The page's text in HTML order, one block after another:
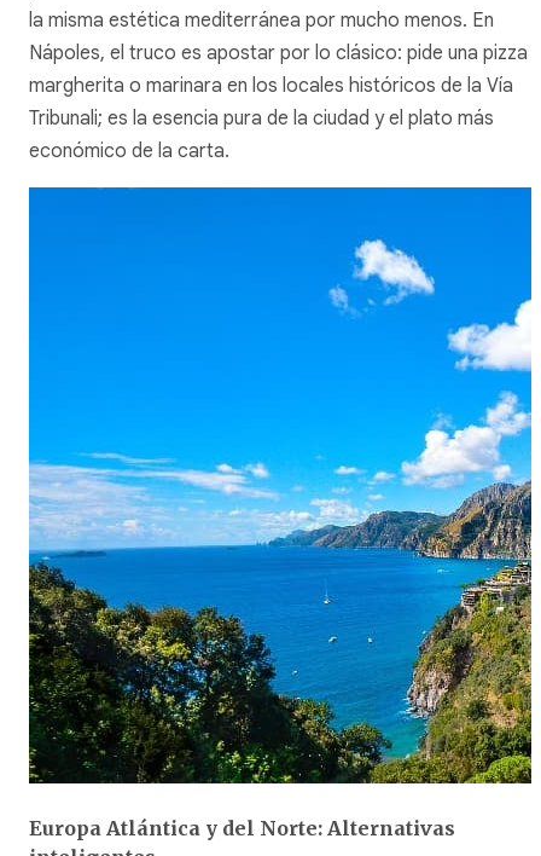
la misma estética mediterránea por mucho menos. En
Nápoles, el truco es apostar por lo clásico: pide una pizza
margherita o marinara en los locales históricos de la Vía
Tribunali; es la esencia pura de la ciudad y el plato más
económico de la carta.
Europa Atlántica y del Norte: Alternativas